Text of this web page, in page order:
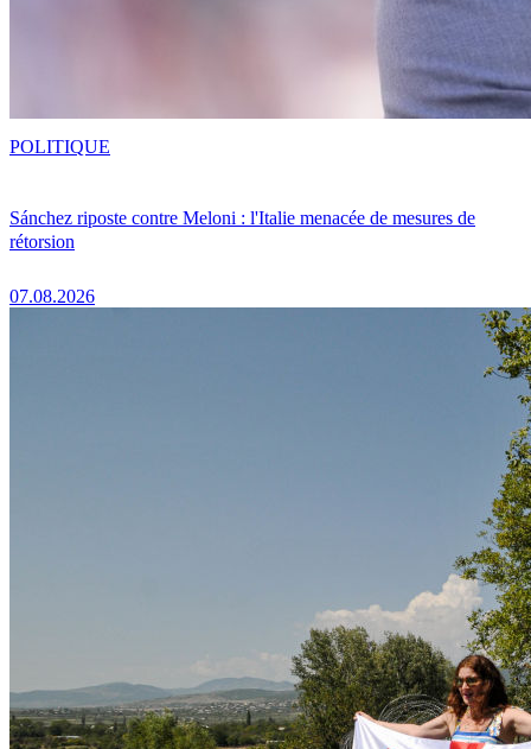
Sánchez riposte contre Meloni : l'Italie menacée de mesures de
rétorsion
07.08.2026
POLITIQUE